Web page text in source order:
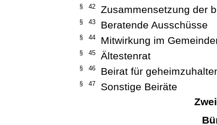
§ 42 Zusammensetzung der
§ 43 Beratende Ausschüsse
§ 44 Mitwirkung im
§ 45 Ältestenrat
§ 46 Beirat für
§ 47
Sonstige Beiräte